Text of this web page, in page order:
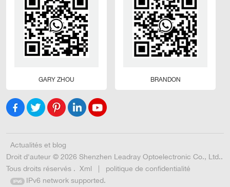
GARY ZHOU BRANDON
Actualités et blog
Droit d'auteur © 2026 Shenzhen Leadray Optoelectronic Co., Ltd..
Tous droits réservés . Xml |
politique de confidentialité
IPv6 network supported.